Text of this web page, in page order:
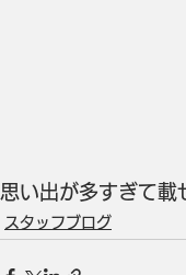
思い出が多すぎて
スタッフブログ